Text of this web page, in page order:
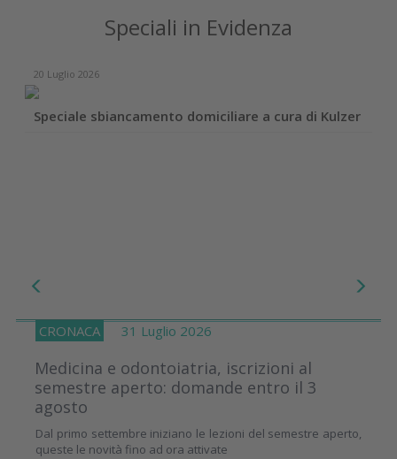
Speciali in Evidenza
20 Luglio 2026
Speciale sbiancamento domiciliare a cura di Kulzer
CRONACA 31 Luglio 2026
Medicina e odontoiatria, iscrizioni al
semestre aperto: domande entro il 3
agosto
Dal primo settembre iniziano le lezioni del semestre aperto,
queste le novità fino ad ora attivate